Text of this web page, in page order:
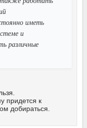
иметь
и
различные
придется к
добираться.